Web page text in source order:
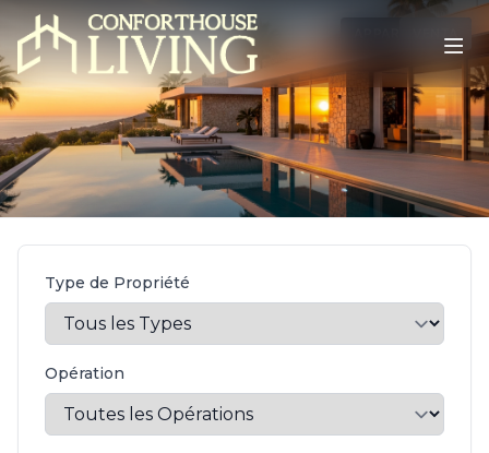
Type de Propriété
Opération